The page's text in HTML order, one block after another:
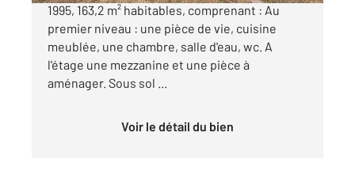
1995, 163,2 m² habitables, comprenant : Au
premier niveau : une pièce de vie, cuisine
meublée, une chambre, salle d'eau, wc. A
l'étage une mezzanine et une pièce à
aménager. Sous sol ...
Voir le détail du bien